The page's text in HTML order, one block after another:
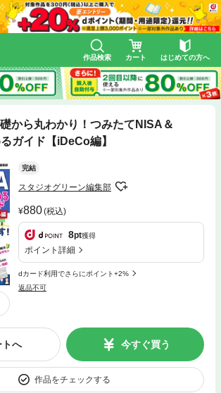
作品検索 カート はじめての方へ
から丸わかり！つみたてNISA＆
ガイド【iDeCo編】
完結
スタジオグリーン編集部
880(税込)
8pt獲得
ポイント詳細
dカード利用でさらにポイント+2%
返品不可
トへ 今すぐ買う
作品をチェックする